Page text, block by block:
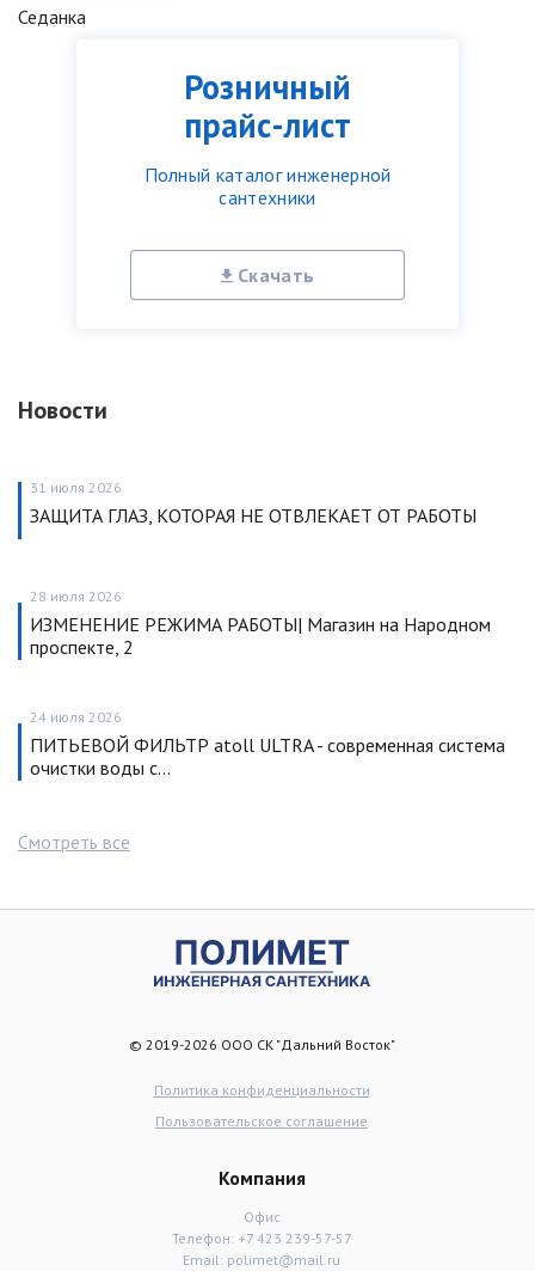
Розничный
прайс-лист
Полный каталог инженерной
сантехники
Скачать
Новости
31 июля 2026
ЗАЩИТА ГЛАЗ, КОТОРАЯ НЕ ОТВЛЕКАЕТ ОТ РАБОТЫ
28 июля 2026
ИЗМЕНЕНИЕ РЕЖИМА РАБОТЫ| Магазин на Народном
проспекте, 2
24 июля 2026
ПИТЬЕВОЙ ФИЛЬТР atoll ULTRA - современная система
очистки воды с…
Смотреть все
Седанка
© 2019-2026 ООО СК "Дальний Восток"
Политика конфиденциальности
Пользовательское соглашение
Компания
Офис
Телефон: +7 423 239-57-57
Email: polimet@mail.ru